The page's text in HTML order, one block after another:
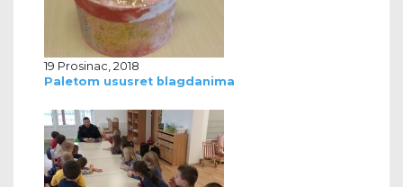
19 Prosinac, 2018
Paletom ususret blagdanima